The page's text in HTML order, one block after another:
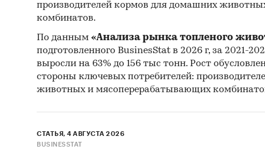
производителей кормов для домашних
комбинатов.
По данным «Анализа рынка топленого
подготовленного BusinesStat в 2026 г, за 2021-
выросли на 63% до 156 тыс тонн. Рост
стороны ключевых потребителей:
животных и мясоперерабатывающих
СТАТЬЯ, 4 АВГУСТА 2026
BUSINESSTAT